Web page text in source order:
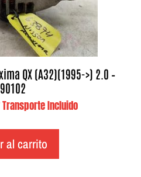
QX (A32)(1995->) 2.0 –
Transporte Incluido
al carrito